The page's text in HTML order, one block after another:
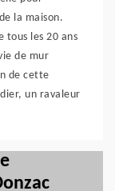
la maison.
les 20 ans
de mur
de cette
un ravaleur